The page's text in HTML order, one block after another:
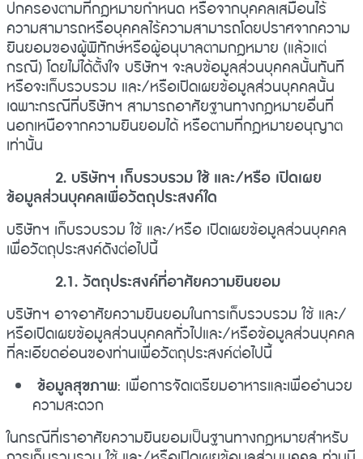
ปกครองตามที่กฎหมายกำหนด หรือจากบุคคลเสมือนไร้
ความสามารถหรือบุคคลไร้ความสามารถโดยปราศจากความ
ยินยอมของผู้พิทักษ์หรือผู้อนุบาลตามกฎหมาย (แล้วแต่
กรณี) โดยไม่ได้ตั้งใจ บริษัทฯ จะลบข้อมูลส่วนบุคคลนั้นทันที
หรือจะเก็บรวบรวม และ/หรือเปิดเผยข้อมูลส่วนบุคคลนั้น
เฉพาะกรณีที่บริษัทฯ สามารถอาศัยฐานทางกฎหมายอื่นที่
นอกเหนือจากความยินยอมได้ หรือตามที่กฎหมายอนุญาต
เท่านั้น
2. บริษัทฯ เก็บรวบรวม ใช้ และ/หรือ เปิดเผย
ข้อมูลส่วนบุคคลเพื่อวัตถุประสงค์ใด
บริษัทฯ เก็บรวบรวม ใช้ และ/หรือ เปิดเผยข้อมูลส่วนบุคคล
เพื่อวัตถุประสงค์ดังต่อไปนี้
2.1. วัตถุประสงค์ที่อาศัยความยินยอม
บริษัทฯ อาจอาศัยความยินยอมในการเก็บรวบรวม ใช้ และ/
หรือเปิดเผยข้อมูลส่วนบุคคลทั่วไปและ/หรือข้อมูลส่วนบุคคล
ที่ละเอียดอ่อนของท่านเพื่อวัตถุประสงค์ต่อไปนี้
ข้อมูลสุขภาพ: เพื่อการจัดเตรียมอาหารและเพื่ออำนวย
ความสะดวก
ในกรณีที่เราอาศัยความยินยอมเป็นฐานทางกฎหมายสำหรับ